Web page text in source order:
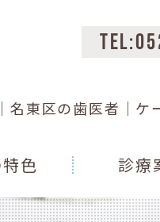
｜名東区の歯医者｜ケ
色 診療